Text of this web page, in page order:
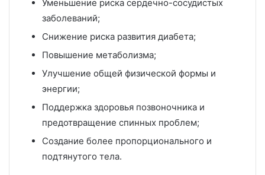
Уменьшение риска сердечно-сосудистых
заболеваний;
Снижение риска развития диабета;
Повышение метаболизма;
Улучшение общей физической формы и
энергии;
Поддержка здоровья позвоночника и
предотвращение спинных проблем;
Создание более пропорционального и
подтянутого тела.